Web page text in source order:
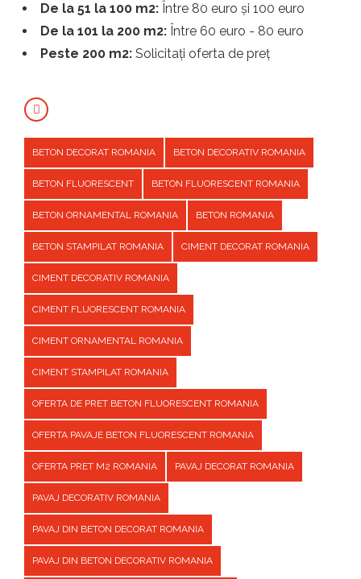
De la 51 la 100 m2: Între 80 euro și 100 euro
De la 101 la 200 m2: Între 60 euro - 80 euro
Peste 200 m2: Solicitați oferta de preț
BETON DECORAT ROMANIA BETON DECORATIV ROMANIA
BETON FLUORESCENT BETON FLUORESCENT ROMANIA
BETON ORNAMENTAL ROMANIA BETON ROMANIA
BETON STAMPILAT ROMANIA CIMENT DECORAT ROMANIA
CIMENT DECORATIV ROMANIA
CIMENT FLUORESCENT ROMANIA
CIMENT ORNAMENTAL ROMANIA
CIMENT STAMPILAT ROMANIA
OFERTA DE PRET BETON FLUORESCENT ROMANIA
OFERTA PAVAJE BETON FLUORESCENT ROMANIA
OFERTA PRET M2 ROMANIA PAVAJ DECORAT ROMANIA
PAVAJ DECORATIV ROMANIA
PAVAJ DIN BETON DECORAT ROMANIA
PAVAJ DIN BETON DECORATIV ROMANIA